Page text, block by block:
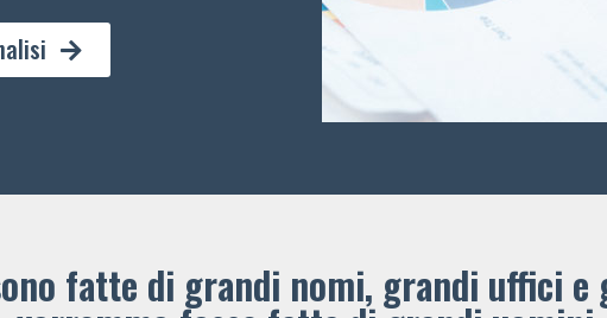
fatte di grandi nomi, grandi uffici